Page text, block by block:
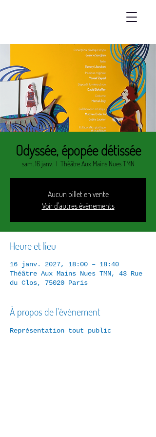
Odyssée, épopée détissée
sam. 16 janv.
  |
Théâtre Aux Mains Nues TMN
Aucun billet en vente
Voir d'autres événements
Heure et lieu
16 janv. 2027, 18:00 – 18:40
Théâtre Aux Mains Nues TMN, 43 Rue
du Clos, 75020 Paris
À propos de l'événement
Représentation tout public